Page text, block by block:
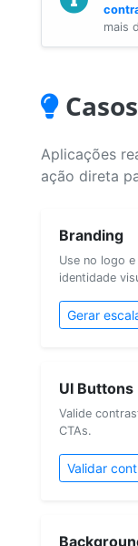
mais
Aplicações
ação direta
Branding
Use no logo
identidade
Gerar
UI Buttons
Valide
CTAs.
Validar